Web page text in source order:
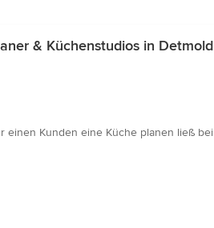
& Küchenstudios in Detmold
Kunden eine Küche planen ließ